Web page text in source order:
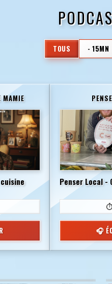
TOUS - 15MN
MAMIE
Penser Local -
⏱️
🎧